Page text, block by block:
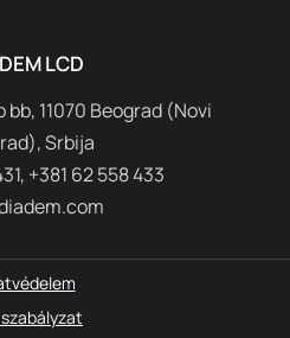
LCD
11070 Beograd (Novi
Srbija
+381 62 558 433